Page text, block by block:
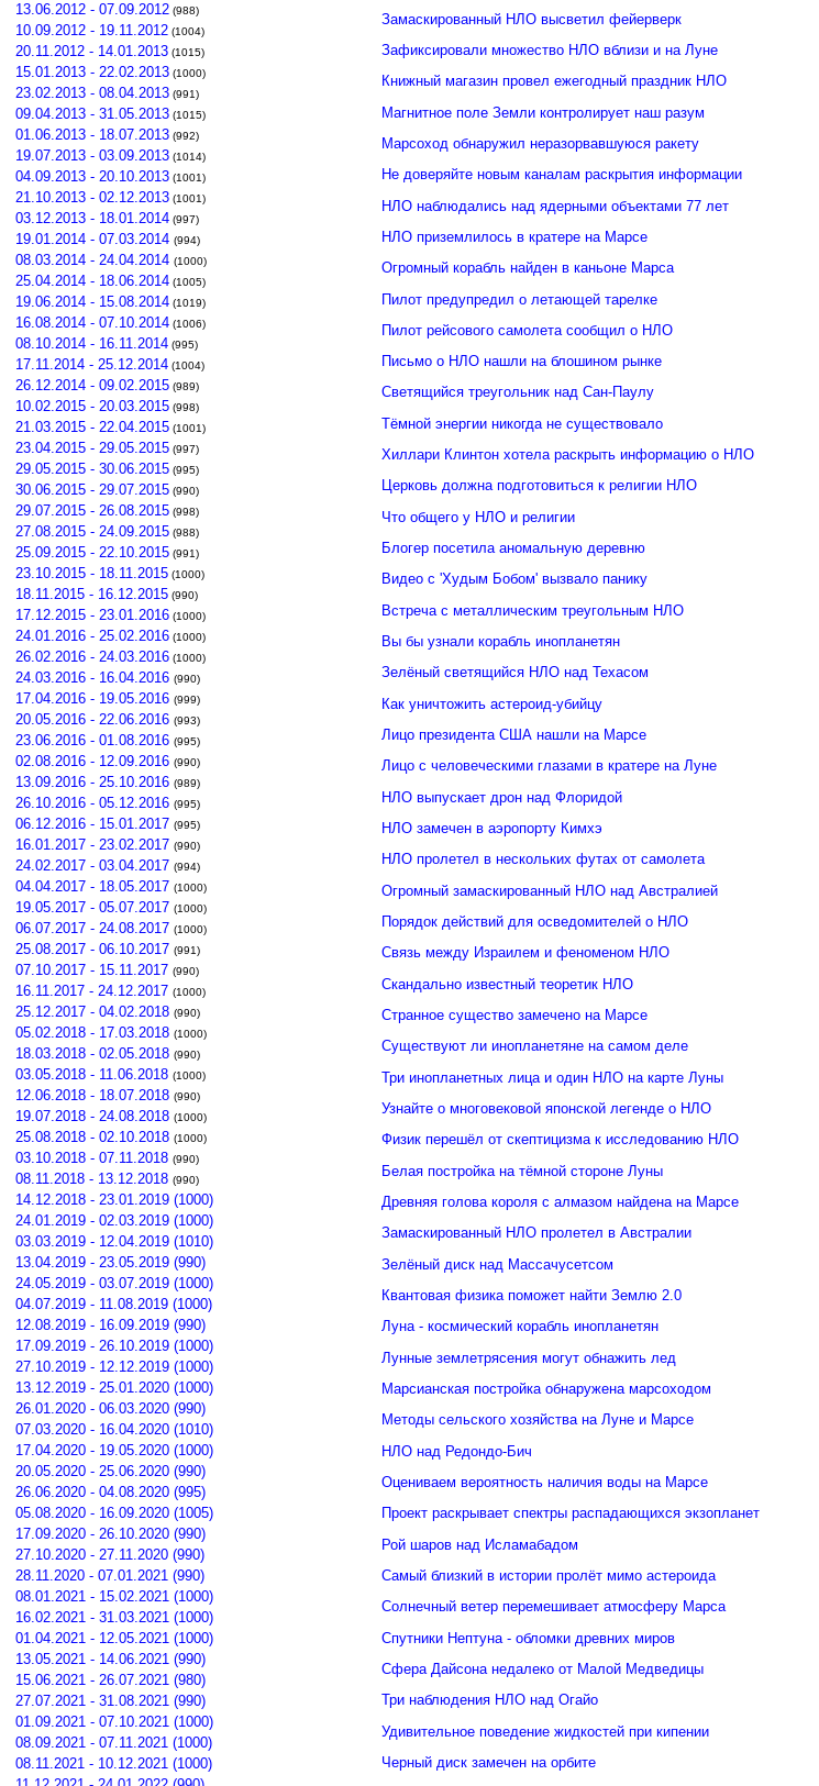
13.06.2012 - 07.09.2012 (988)
10.09.2012 - 19.11.2012 (1004)
20.11.2012 - 14.01.2013 (1015)
15.01.2013 - 22.02.2013 (1000)
23.02.2013 - 08.04.2013 (991)
09.04.2013 - 31.05.2013 (1015)
01.06.2013 - 18.07.2013 (992)
19.07.2013 - 03.09.2013 (1014)
04.09.2013 - 20.10.2013 (1001)
21.10.2013 - 02.12.2013 (1001)
03.12.2013 - 18.01.2014 (997)
19.01.2014 - 07.03.2014 (994)
08.03.2014 - 24.04.2014 (1000)
25.04.2014 - 18.06.2014 (1005)
19.06.2014 - 15.08.2014 (1019)
16.08.2014 - 07.10.2014 (1006)
08.10.2014 - 16.11.2014 (995)
17.11.2014 - 25.12.2014 (1004)
26.12.2014 - 09.02.2015 (989)
10.02.2015 - 20.03.2015 (998)
21.03.2015 - 22.04.2015 (1001)
23.04.2015 - 29.05.2015 (997)
29.05.2015 - 30.06.2015 (995)
30.06.2015 - 29.07.2015 (990)
29.07.2015 - 26.08.2015 (998)
27.08.2015 - 24.09.2015 (988)
25.09.2015 - 22.10.2015 (991)
23.10.2015 - 18.11.2015 (1000)
18.11.2015 - 16.12.2015 (990)
17.12.2015 - 23.01.2016 (1000)
24.01.2016 - 25.02.2016 (1000)
26.02.2016 - 24.03.2016 (1000)
24.03.2016 - 16.04.2016 (990)
17.04.2016 - 19.05.2016 (999)
20.05.2016 - 22.06.2016 (993)
23.06.2016 - 01.08.2016 (995)
02.08.2016 - 12.09.2016 (990)
13.09.2016 - 25.10.2016 (989)
26.10.2016 - 05.12.2016 (995)
06.12.2016 - 15.01.2017 (995)
16.01.2017 - 23.02.2017 (990)
24.02.2017 - 03.04.2017 (994)
04.04.2017 - 18.05.2017 (1000)
19.05.2017 - 05.07.2017 (1000)
06.07.2017 - 24.08.2017 (1000)
25.08.2017 - 06.10.2017 (991)
07.10.2017 - 15.11.2017 (990)
16.11.2017 - 24.12.2017 (1000)
25.12.2017 - 04.02.2018 (990)
05.02.2018 - 17.03.2018 (1000)
18.03.2018 - 02.05.2018 (990)
03.05.2018 - 11.06.2018 (1000)
12.06.2018 - 18.07.2018 (990)
19.07.2018 - 24.08.2018 (1000)
25.08.2018 - 02.10.2018 (1000)
03.10.2018 - 07.11.2018 (990)
08.11.2018 - 13.12.2018 (990)
14.12.2018 - 23.01.2019 (1000)
24.01.2019 - 02.03.2019 (1000)
03.03.2019 - 12.04.2019 (1010)
13.04.2019 - 23.05.2019 (990)
24.05.2019 - 03.07.2019 (1000)
04.07.2019 - 11.08.2019 (1000)
12.08.2019 - 16.09.2019 (990)
17.09.2019 - 26.10.2019 (1000)
27.10.2019 - 12.12.2019 (1000)
13.12.2019 - 25.01.2020 (1000)
26.01.2020 - 06.03.2020 (990)
07.03.2020 - 16.04.2020 (1010)
17.04.2020 - 19.05.2020 (1000)
20.05.2020 - 25.06.2020 (990)
26.06.2020 - 04.08.2020 (995)
05.08.2020 - 16.09.2020 (1005)
17.09.2020 - 26.10.2020 (990)
27.10.2020 - 27.11.2020 (990)
28.11.2020 - 07.01.2021 (990)
08.01.2021 - 15.02.2021 (1000)
16.02.2021 - 31.03.2021 (1000)
01.04.2021 - 12.05.2021 (1000)
13.05.2021 - 14.06.2021 (990)
15.06.2021 - 26.07.2021 (980)
27.07.2021 - 31.08.2021 (990)
01.09.2021 - 07.10.2021 (1000)
08.09.2021 - 07.11.2021 (1000)
08.11.2021 - 10.12.2021 (1000)
Замаскированный НЛО высветил фейерверк
Зафиксировали множество НЛО вблизи и на Луне
Книжный магазин провел ежегодный праздник НЛО
Магнитное поле Земли контролирует наш разум
Марсоход обнаружил неразорвавшуюся ракету
Не доверяйте новым каналам раскрытия информации
НЛО наблюдались над ядерными объектами 77 лет
НЛО приземлилось в кратере на Марсе
Огромный корабль найден в каньоне Марса
Пилот предупредил о летающей тарелке
Пилот рейсового самолета сообщил о НЛО
Письмо о НЛО нашли на блошином рынке
Светящийся треугольник над Сан-Паулу
Тёмной энергии никогда не существовало
Хиллари Клинтон хотела раскрыть информацию о НЛО
Церковь должна подготовиться к религии НЛО
Что общего у НЛО и религии
Блогер посетила аномальную деревню
Видео с 'Худым Бобом' вызвало панику
Встреча с металлическим треугольным НЛО
Вы бы узнали корабль инопланетян
Зелёный светящийся НЛО над Техасом
Как уничтожить астероид-убийцу
Лицо президента США нашли на Марсе
Лицо с человеческими глазами в кратере на Луне
НЛО выпускает дрон над Флоридой
НЛО замечен в аэропорту Кимхэ
НЛО пролетел в нескольких футах от самолета
Огромный замаскированный НЛО над Австралией
Порядок действий для осведомителей о НЛО
Связь между Израилем и феноменом НЛО
Скандально известный теоретик НЛО
Странное существо замечено на Марсе
Существуют ли инопланетяне на самом деле
Три инопланетных лица и один НЛО на карте Луны
Узнайте о многовековой японской легенде о НЛО
Физик перешёл от скептицизма к исследованию НЛО
Белая постройка на тёмной стороне Луны
Древняя голова короля с алмазом найдена на Марсе
Замаскированный НЛО пролетел в Австралии
Зелёный диск над Массачусетсом
Квантовая физика поможет найти Землю 2.0
Луна - космический корабль инопланетян
Лунные землетрясения могут обнажить лед
Марсианская постройка обнаружена марсоходом
Методы сельского хозяйства на Луне и Марсе
НЛО над Редондо-Бич
Оцениваем вероятность наличия воды на Марсе
Проект раскрывает спектры распадающихся экзопланет
Рой шаров над Исламабадом
Самый близкий в истории пролёт мимо астероида
Солнечный ветер перемешивает атмосферу Марса
Спутники Нептуна - обломки древних миров
Сфера Дайсона недалеко от Малой Медведицы
Три наблюдения НЛО над Огайо
Удивительное поведение жидкостей при кипении
Черный диск замечен на орбите